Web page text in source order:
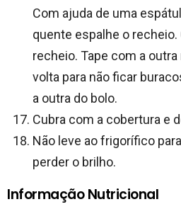
Com ajuda de uma
quente espalhe o
recheio. Tape com a
volta para não ficar
a outra do bolo.
Cubra com a cobertura e
Não leve ao frigorífico
perder o brilho.
Informação Nutricional